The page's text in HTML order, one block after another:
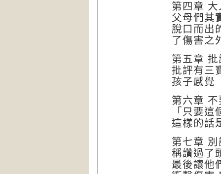
第四章
父母們其
脫口而出
了傷害之
第五章
批評有三
孩子感覺
第六章
「只要
這樣的話
第七章
稱讚過了
最後讓他